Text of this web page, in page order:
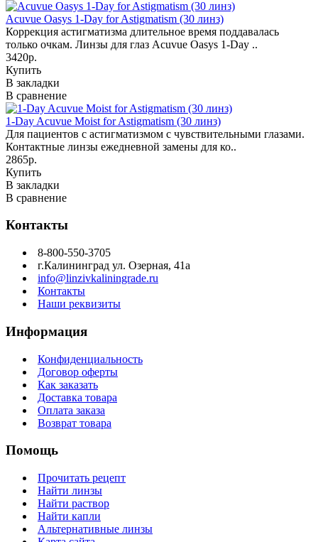
Acuvue Oasys 1-Day for Astigmatism (30 линз)
Коррекция астигматизма длительное время поддавалась
только очкам. Линзы для глаз Acuvue Oasys 1-Day ..
3420р.
Купить
В закладки
В сравнение
1-Day Acuvue Moist for Astigmatism (30 линз)
Для пациентов с астигматизмом с чувствительными глазами.
Контактные линзы ежедневной замены для ко..
2865р.
Купить
В закладки
В сравнение
Контакты
8-800-550-3705
г.Калининград ул. Озерная, 41а
info@linzivkaliningrade.ru
Контакты
Наши реквизиты
Информация
Конфиденциальность
Договор оферты
Как заказать
Доставка товара
Оплата заказа
Возврат товара
Помощь
Прочитать рецепт
Найти линзы
Найти раствор
Найти капли
Альтернативные линзы